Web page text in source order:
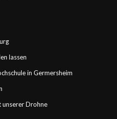
lassen
in Germersheim
unserer Drohne